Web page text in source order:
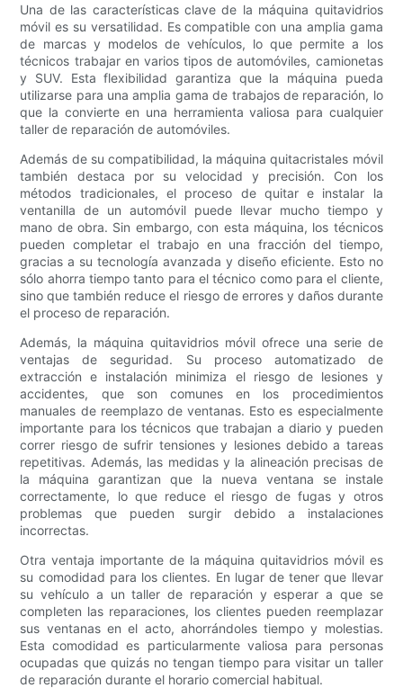
Una de las características clave de la máquina quitavidrios
móvil es su versatilidad. Es compatible con una amplia gama
de marcas y modelos de vehículos, lo que permite a los
técnicos trabajar en varios tipos de automóviles, camionetas
y SUV. Esta flexibilidad garantiza que la máquina pueda
utilizarse para una amplia gama de trabajos de reparación, lo
que la convierte en una herramienta valiosa para cualquier
taller de reparación de automóviles.
Además de su compatibilidad, la máquina quitacristales móvil
también destaca por su velocidad y precisión. Con los
métodos tradicionales, el proceso de quitar e instalar la
ventanilla de un automóvil puede llevar mucho tiempo y
mano de obra. Sin embargo, con esta máquina, los técnicos
pueden completar el trabajo en una fracción del tiempo,
gracias a su tecnología avanzada y diseño eficiente. Esto no
sólo ahorra tiempo tanto para el técnico como para el cliente,
sino que también reduce el riesgo de errores y daños durante
el proceso de reparación.
Además, la máquina quitavidrios móvil ofrece una serie de
ventajas de seguridad. Su proceso automatizado de
extracción e instalación minimiza el riesgo de lesiones y
accidentes, que son comunes en los procedimientos
manuales de reemplazo de ventanas. Esto es especialmente
importante para los técnicos que trabajan a diario y pueden
correr riesgo de sufrir tensiones y lesiones debido a tareas
repetitivas. Además, las medidas y la alineación precisas de
la máquina garantizan que la nueva ventana se instale
correctamente, lo que reduce el riesgo de fugas y otros
problemas que pueden surgir debido a instalaciones
incorrectas.
Otra ventaja importante de la máquina quitavidrios móvil es
su comodidad para los clientes. En lugar de tener que llevar
su vehículo a un taller de reparación y esperar a que se
completen las reparaciones, los clientes pueden reemplazar
sus ventanas en el acto, ahorrándoles tiempo y molestias.
Esta comodidad es particularmente valiosa para personas
ocupadas que quizás no tengan tiempo para visitar un taller
de reparación durante el horario comercial habitual.